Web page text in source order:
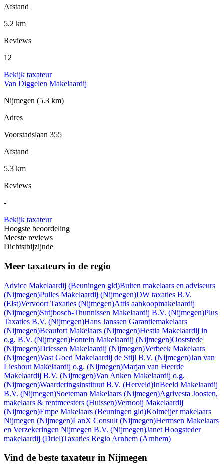
Afstand
5.2 km
Reviews
12
Bekijk taxateur
Van Diggelen Makelaardij
Nijmegen (5.3 km)
Adres
Voorstadslaan 355
Afstand
5.3 km
Reviews
-
Bekijk taxateur
Hoogste beoordeling
Meeste reviews
Dichtstbijzijnde
Meer taxateurs in de regio
Advice Makelaardij (Beuningen gld)Buiten makelaars en adviseurs
(Nijmegen)Pulles Makelaardij (Nijmegen)DW taxaties B.V.
(Elst)Vervoort Taxaties (Nijmegen)Attis aankoopmakelaardij
(Nijmegen)Strijbosch-Thunnissen Makelaardij B.V. (Nijmegen)Plus
Taxaties B.V. (Nijmegen)Hans Janssen Garantiemakelaars
(Nijmegen)Beaufort Makelaars (Nijmegen)Hestia Makelaardij in
o.g. B.V. (Nijmegen)Fontein Makelaardij (Nijmegen)Ooststede
(Nijmegen)Driessen Makelaardij (Nijmegen)Verbeek Makelaars
(Nijmegen)Vast Goed Makelaardij de Stijl B.V. (Nijmegen)Jan van
Lieshout Makelaardij o.g. (Nijmegen)Marjan van Heerde
Makelaardij B.V. (Nijmegen)Van Anken Makelaardij o.g.
(Nijmegen)Waarderingsinstituut B.V. (Herveld)InBeeld Makelaardij
B.V. (Nijmegen)Soeteman Makelaars (Nijmegen)Agrivesta Joosten,
makelaars & rentmeesters (Huissen)Vernooij Makelaardij
(Nijmegen)Empe Makelaars (Beuningen gld)Kolmeijer makelaars
Nijmegen (Nijmegen)LanX Consult (Nijmegen)Hermsen Makelaars
en Verzekeringen Nijmegen B.V. (Nijmegen)Janet Hoogsteder
makelaardij (Driel)Taxaties Regio Arnhem (Arnhem)
Vind de beste taxateur in Nijmegen